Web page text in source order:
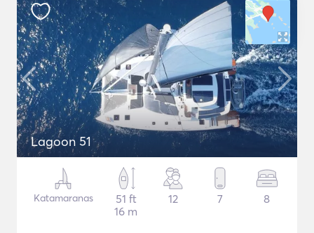
Lagoon 51
Katamaranas
51 ft
16 m
12 7 8